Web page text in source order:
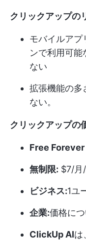
クリックアップの
モバイルアプ
ンで利用可能
ない
拡張機能の多
ない。
クリックアップの
Free Forever
無制限: $7/月
ビジネス:1ユ
企業:価格に
ClickUp AIは